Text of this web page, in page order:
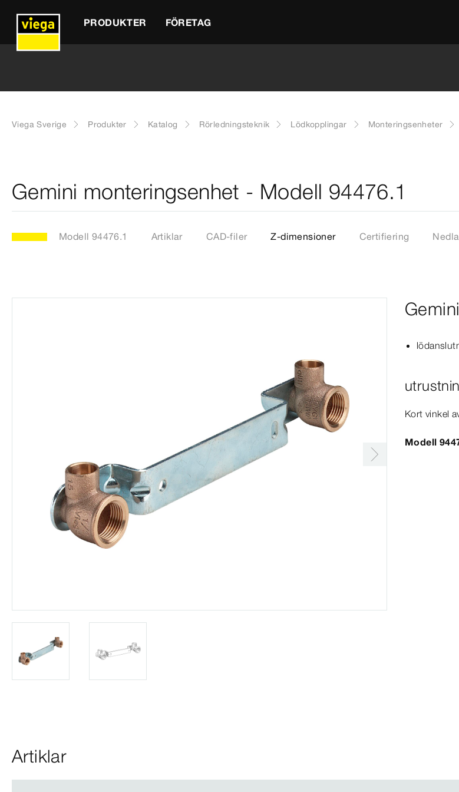
PRODUKTER FÖRETAG
Viega Sverige Produkter Katalog Rörledningsteknik Lödkopplingar Monteringsenheter
Gemini monteringsenhet - Modell 94476.1
Modell 94476.1 Artiklar CAD-filer Z-dimensioner Certifiering
Kort vinkel
Modell
Artiklar